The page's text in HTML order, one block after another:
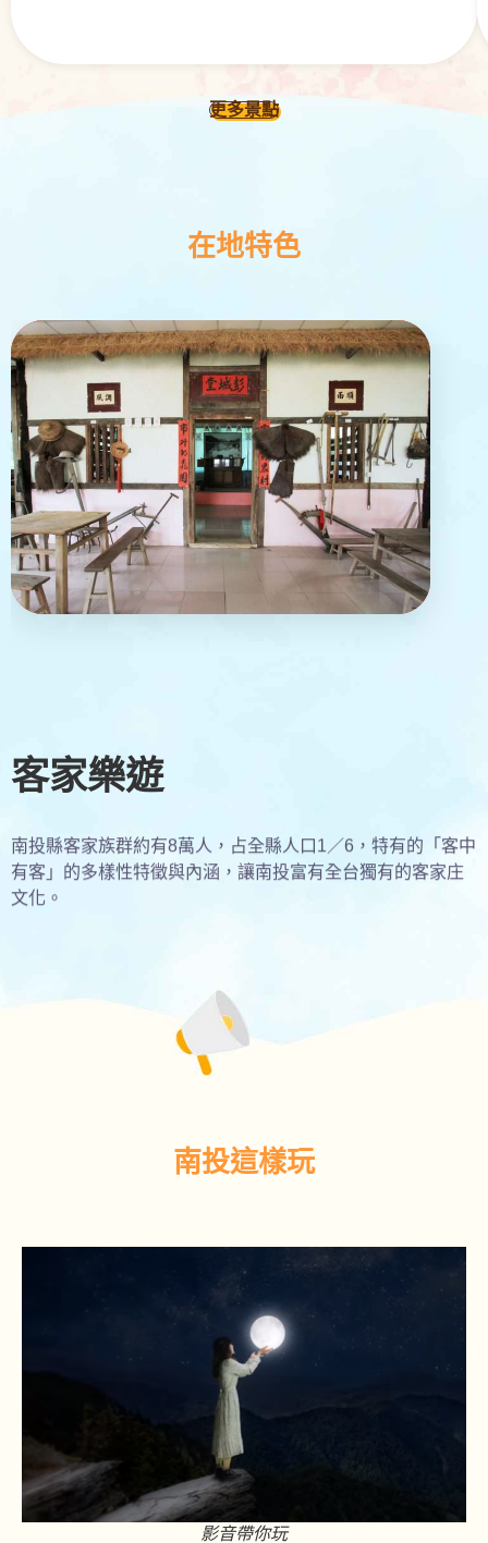
更多景點
在地特色
客家樂遊
南投縣客家族群約有8萬人，占全縣人口1／6，特有的「客中
有客」的多樣性特徵與內涵，讓南投富有全台獨有的客家庄
文化。
南投這樣玩
影音帶你玩